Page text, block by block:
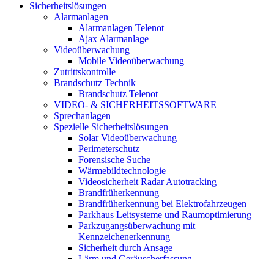
Sicherheitslösungen
Alarmanlagen
Alarmanlagen Telenot
Ajax Alarmanlage
Videoüberwachung
Mobile Videoüberwachung
Zutrittskontrolle
Brandschutz Technik
Brandschutz Telenot
VIDEO- & SICHERHEITSSOFTWARE
Sprechanlagen
Spezielle Sicherheitslösungen
Solar Videoüberwachung
Perimeterschutz
Forensische Suche
Wärmebildtechnologie
Videosicherheit Radar Autotracking​
Brandfrüherkennung
Brandfrüherkennung bei Elektrofahrzeugen
Parkhaus Leitsysteme und Raumoptimierung
Parkzugangsüberwachung mit
Kennzeichenerkennung
Sicherheit durch Ansage